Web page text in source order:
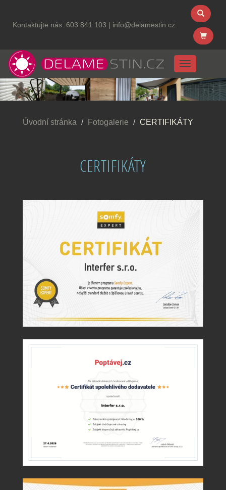
Kontaktujte nás: 603 841 103 | info@delamestin.cz
Menu
Úvodní stránka Fotogalerie CERTIFIKÁTY
CERTIFIKÁTY